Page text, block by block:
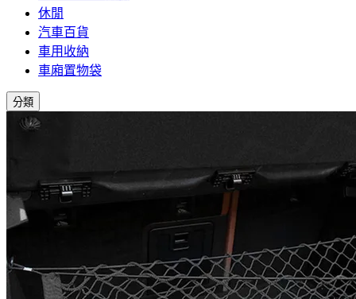
休閒
汽車百貨
車用收納
車廂置物袋
分類